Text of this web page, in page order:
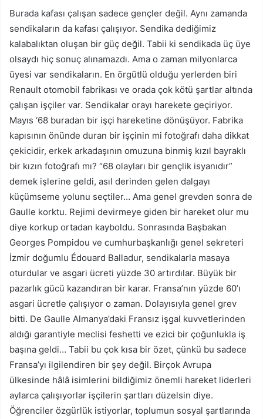
Burada kafası çalışan sadece gençler değil. Aynı zamanda
sendikaların da kafası çalışıyor. Sendika dediğimiz
kalabalıktan oluşan bir güç değil. Tabii ki sendikada üç üye
olsaydı hiç sonuç alınamazdı. Ama o zaman milyonlarca
üyesi var sendikaların. En örgütlü olduğu yerlerden biri
Renault otomobil fabrikası ve orada çok kötü şartlar altında
çalışan işçiler var. Sendikalar orayı harekete geçiriyor.
Mayıs ‘68 buradan bir işçi hareketine dönüşüyor. Fabrika
kapısının önünde duran bir işçinin mi fotoğrafı daha dikkat
çekicidir, erkek arkadaşının omuzuna binmiş kızıl bayraklı
bir kızın fotoğrafı mı? “68 olayları bir gençlik isyanıdır”
demek işlerine geldi, asıl derinden gelen dalgayı
küçümseme yolunu seçtiler… Ama genel grevden sonra de
Gaulle korktu. Rejimi devirmeye giden bir hareket olur mu
diye korkup ortadan kayboldu. Sonrasında Başbakan
Georges Pompidou ve cumhurbaşkanlığı genel sekreteri
İzmir doğumlu Édouard Balladur, sendikalarla masaya
oturdular ve asgari ücreti yüzde 30 artırdılar. Büyük bir
pazarlık gücü kazandıran bir karar. Fransa’nın yüzde 60’ı
asgari ücretle çalışıyor o zaman. Dolayısıyla genel grev
bitti. De Gaulle Almanya’daki Fransız işgal kuvvetlerinden
aldığı garantiyle meclisi feshetti ve ezici bir çoğunlukla iş
başına geldi… Tabii bu çok kısa bir özet, çünkü bu sadece
Fransa’yı ilgilendiren bir şey değil. Birçok Avrupa
ülkesinde hâlâ isimlerini bildiğimiz önemli hareket liderleri
aylarca çalışıyorlar işçilerin şartları düzelsin diye.
Öğrenciler özgürlük istiyorlar, toplumun sosyal şartlarında